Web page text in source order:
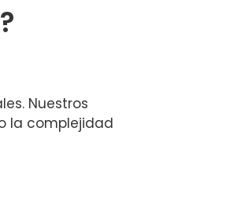
Nuestros
la complejidad